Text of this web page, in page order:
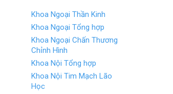
Khoa Ngoại Thần Kinh
Khoa Ngoại Tổng hợp
Khoa Ngoại Chấn Thương
Chỉnh Hình
Khoa Nội Tổng hợp
Khoa Nội Tim Mạch Lão
Học